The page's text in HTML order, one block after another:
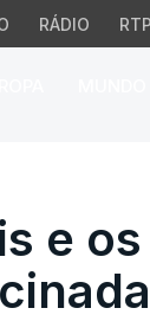
RÁDIO
os
e